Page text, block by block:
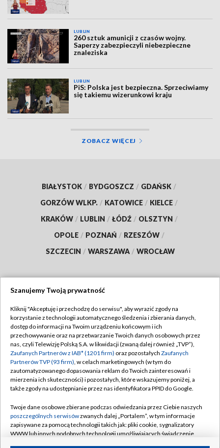
LUBLIN
260 sztuk amunicji z czasów wojny.
Saperzy zabezpieczyli niebezpieczne
znaleziska
LUBLIN
PiS: Polska jest bezpieczna. Sprzeciwiamy
się takiemu wizerunkowi kraju
ZOBACZ WIĘCEJ
BIAŁYSTOK / BYDGOSZCZ / GDAŃSK /
GORZÓW WLKP. / KATOWICE / KIELCE /
KRAKÓW / LUBLIN / ŁÓDŹ / OLSZTYN /
OPOLE / POZNAŃ / RZESZÓW /
SZCZECIN / WARSZAWA / WROCŁAW
TVP
Abonament TVP
Emisja w TVP
Centrum informacji TVP
Naziemna Telewizja Cyfrowa
Rada Programowa
System NOS
Informacje o nadawcy
Regulamin TVP
Polityka prywatności
Moje zgody
Pomoc
Kontakt
Szanujemy Twoją prywatność
Kliknij "Akceptuję i przechodzę do serwisu", aby wyrazić zgody na
korzystanie z technologii automatycznego śledzenia i zbierania danych,
dostęp do informacji na Twoim urządzeniu końcowym i ich
przechowywanie oraz na przetwarzanie Twoich danych osobowych przez
nas, czyli Telewizję Polską S.A. w likwidacji (zwaną dalej również „TVP”),
Zaufanych Partnerów z IAB* (1201 firm) oraz pozostałych Zaufanych
Partnerów TVP (93 firm), w celach marketingowych (w tym do
zautomatyzowanego dopasowania reklam do Twoich zainteresowań i
mierzenia ich skuteczności) i pozostałych, które wskazujemy poniżej, a
także zgody na udostępnianie przez nas identyfikatora PPID do Google.
Twoje dane osobowe zbierane podczas odwiedzania przez Ciebie naszych
poszczególnych serwisówzwanych dalej „Portalem”, w tym informacje
zapisywane za pomocą technologii takich jak: pliki cookie, sygnalizatory
WWW lub innych podobnych technologii umożliwiających świadczenie